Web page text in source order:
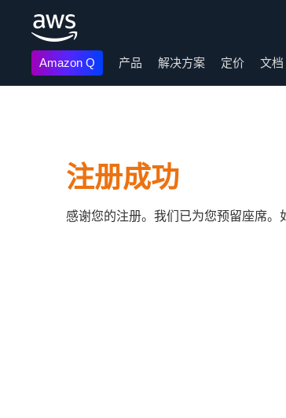
Amazon Q 产品 解决方案 定价 文档
注册成功
感谢您的注册。我们已为您预留座席